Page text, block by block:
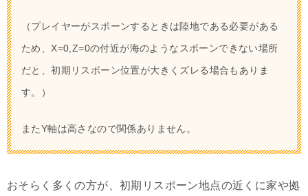
（プレイヤーがスポーンするときは陸地である必要がある
ため、X=0,Z=0の付近が海のようなスポーンできない場所
だと、初期リスポーン位置が大きくズレる場合もありま
す。）
またY軸は高さなので関係ありません。
おそらく多くの方が、初期リスポーン地点の近くに家や拠